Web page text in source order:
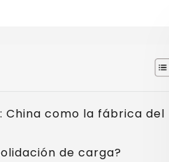
como la fábrica del
de carga?